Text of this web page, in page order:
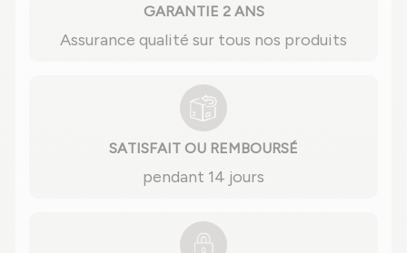
GARANTIE 2 ANS
Assurance qualité sur tous nos produits
SATISFAIT OU REMBOURSÉ
pendant 14 jours